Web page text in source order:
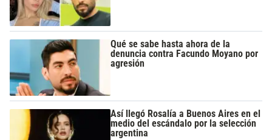
Qué se sabe hasta ahora de la
denuncia contra Facundo Moyano por
agresión
Así llegó Rosalía a Buenos Aires en el
medio del escándalo por la selección
argentina